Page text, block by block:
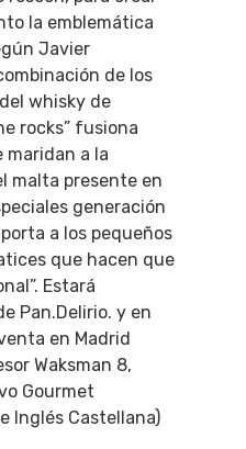
la emblemática
Javier
de los
whisky de
rocks” fusiona
maridan a la
malta presente en
generación
a los pequeños
que hacen que
Estará
Pan.Delirio. y en
en Madrid
Waksman 8,
Gourmet
Inglés Castellana)